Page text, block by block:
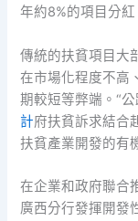
年約8%的項目分紅
傳統的扶貧項目大
在市場化程度不高
期較短等弊端。“
計府扶貧訴求結合
扶貧產業開發的有
在企業和政府聯合
廣西分行發揮開發